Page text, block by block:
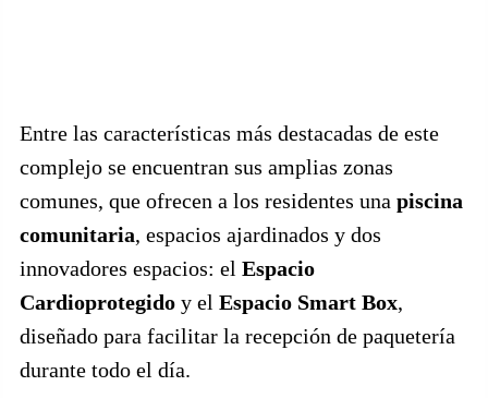
Entre las características más destacadas de este
complejo se encuentran sus amplias zonas
comunes, que ofrecen a los residentes una piscina
comunitaria, espacios ajardinados y dos
innovadores espacios: el Espacio
Cardioprotegido y el Espacio Smart Box,
diseñado para facilitar la recepción de paquetería
durante todo el día.